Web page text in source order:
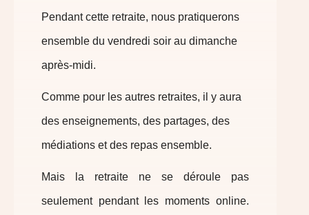
Pendant cette retraite, nous pratiquerons
ensemble du vendredi soir au dimanche
après-midi.
Comme pour les autres retraites, il y aura
des enseignements, des partages, des
médiations et des repas ensemble.
Mais la retraite ne se déroulepas
seulement pendant les moments online.